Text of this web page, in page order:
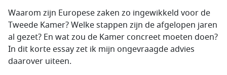
Waarom zijn Europese zaken zo ingewikkeld voor de
Tweede Kamer? Welke stappen zijn de afgelopen jaren
al gezet? En wat zou de Kamer concreet moeten doen?
In dit korte essay zet ik mijn ongevraagde advies
daarover uiteen.